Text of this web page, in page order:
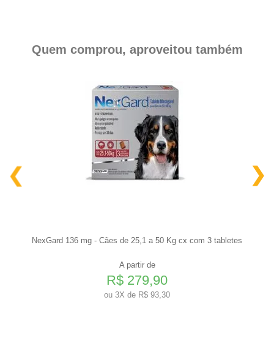
Quem comprou, aproveitou também
NexGard 136 mg - Cães de 25,1 a 50 Kg cx com 3 tabletes
A partir de
R$ 279,90
ou 3X de R$ 93,30